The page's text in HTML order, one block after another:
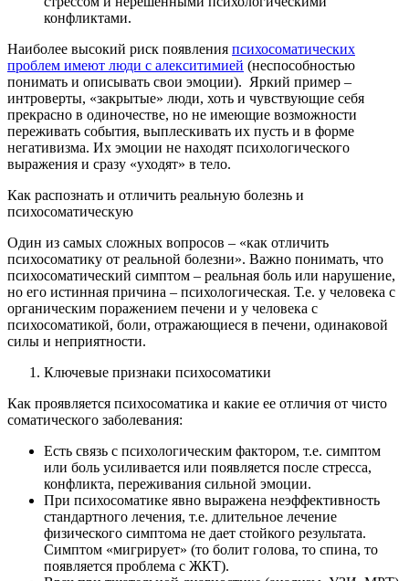
конфликтами.
Наиболее высокий риск появления психосоматических
проблем имеют люди с алекситимией (неспособностью
понимать и описывать свои эмоции). Яркий пример –
интроверты, «закрытые» люди, хоть и чувствующие себя
прекрасно в одиночестве, но не имеющие возможности
переживать события, выплескивать их пусть и в форме
негативизма. Их эмоции не находят психологического
выражения и сразу «уходят» в тело.
Как распознать и отличить реальную болезнь и
психосоматическую
Один из самых сложных вопросов – «как отличить
психосоматику от реальной болезни». Важно понимать, что
психосоматический симптом – реальная боль или нарушение,
но его истинная причина – психологическая. Т.е. у человека с
органическим поражением печени и у человека с
психосоматикой, боли, отражающиеся в печени, одинаковой
силы и неприятности.
Ключевые признаки психосоматики
Как проявляется психосоматика и какие ее отличия от чисто
соматического заболевания:
Есть связь с психологическим фактором, т.е. симптом
или боль усиливается или появляется после стресса,
конфликта, переживания сильной эмоции.
При психосоматике явно выражена неэффективность
стандартного лечения, т.е. длительное лечение
физического симптома не дает стойкого результата.
Симптом «мигрирует» (то болит голова, то спина, то
появляется проблема с ЖКТ).